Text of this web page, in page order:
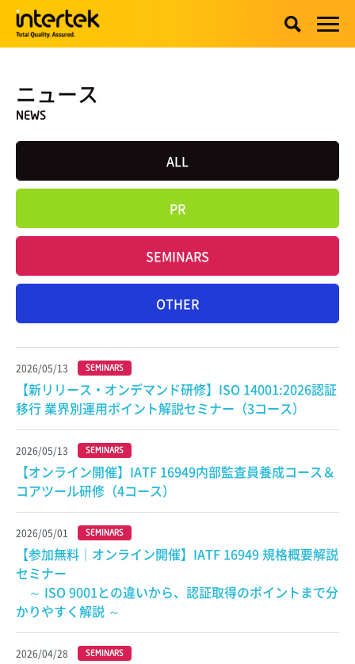
ニュース
NEWS
ALL
PR
SEMINARS
OTHER
2026/05/13 SEMINARS
【新リリース・オンデマンド研修】ISO 14001:2026認証
移行 業界別運用ポイント解説セミナー（3コース）
2026/05/13 SEMINARS
【オンライン開催】IATF 16949内部監査員養成コース＆
コアツール研修（4コース）
2026/05/01 SEMINARS
【参加無料｜オンライン開催】IATF 16949 規格概要解説
セミナー
～ ISO 9001との違いから、認証取得のポイントまで分
かりやすく解説 ～
2026/04/28 SEMINARS